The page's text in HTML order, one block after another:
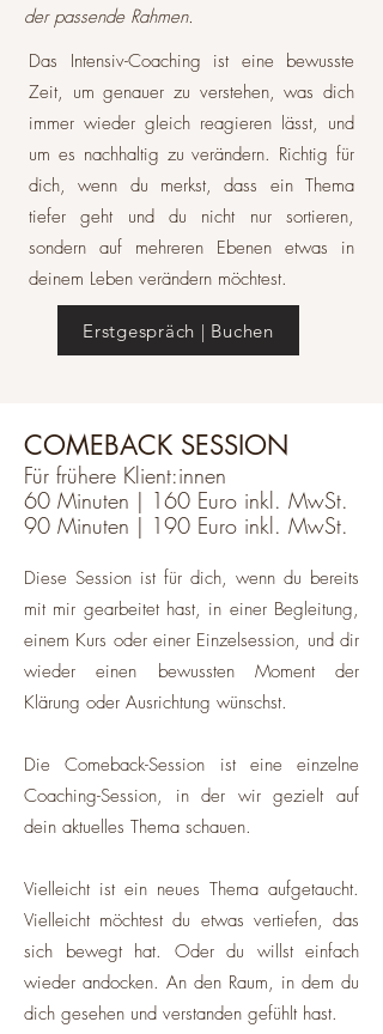
der passende Rahmen.
Das Intensiv-Coaching ist eine bewusste
Zeit, um genauer zu verstehen, was dich
immer wieder gleich reagieren lässt, und
um es nachhaltig zu verändern. Richtig für
dich, wenn du merkst, dass ein Thema
tiefer geht und du nicht nur sortieren,
sondern auf mehreren Ebenen etwas in
deinem Leben verändern möchtest.
Erstgespräch | Buchen
COMEBACK SESSION
Für frühere Klient:innen
60 Minuten | 160 Euro inkl. MwSt.
90 Minuten | 190 Euro inkl. MwSt.
Diese Session ist für dich, wenn du bereits
mit mir gearbeitet hast, in einer Begleitung,
einem Kurs oder einer Einzelsession, und dir
wieder einen bewussten Moment der
Klärung oder Ausrichtung wünschst.
Die Comeback-Session ist eine einzelne
Coaching-Session, in der wir gezielt auf
dein aktuelles Thema schauen.
Vielleicht ist ein neues Thema aufgetaucht.
Vielleicht möchtest du etwas vertiefen, das
sich bewegt hat. Oder du willst einfach
wieder andocken. An den Raum, in dem du
dich gesehen und verstanden gefühlt hast.​​